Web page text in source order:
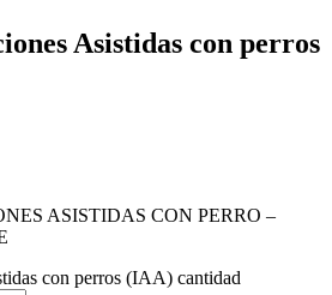
Asistidas con perros
ASISTIDAS CON PERRO –
con perros (IAA) cantidad